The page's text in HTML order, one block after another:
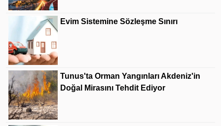
Evim Sistemine Sözleşme Sınırı
Tunus'ta Orman Yangınları Akdeniz'in
Doğal Mirasını Tehdit Ediyor